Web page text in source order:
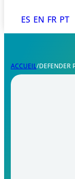
ES EN FR PT
ACCUEIL/DEFENDER